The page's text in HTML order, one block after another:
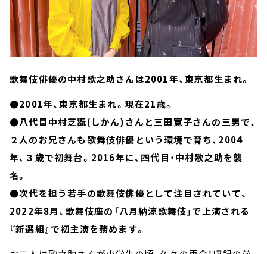
歌舞伎俳優の中村歌之助さんは2001年、東京都生まれ。
●2001年、東京都生まれ。現在21歳。
●八代目中村芝翫(しかん)さんと三田寛子さんの三男で、
２人のお兄さんも歌舞伎俳優という環境で育ち、2004
年、３歳で初舞台。2016年に、四代目・中村歌之助を襲
名。
●次代を担う若手の歌舞伎俳優として注目されていて、
2022年8月、歌舞伎座の「八月納涼歌舞伎」で上演される
『新選組』で初主演を務めます。